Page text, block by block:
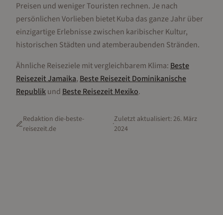
Preisen und weniger Touristen rechnen. Je nach
persönlichen Vorlieben bietet Kuba das ganze Jahr über
einzigartige Erlebnisse zwischen karibischer Kultur,
historischen Städten und atemberaubenden Stränden.
Ähnliche Reiseziele mit vergleichbarem Klima: Beste
ReisezeitJamaika, Beste ReisezeitDominikanische
Republikund Beste ReisezeitMexiko.
Redaktion die-beste-
reisezeit.de
·Zuletzt aktualisiert:26. März
2024